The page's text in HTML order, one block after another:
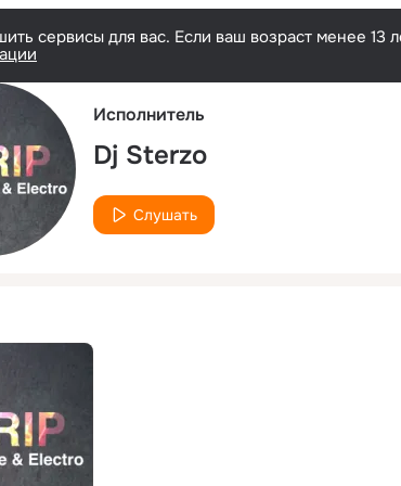
сервисы для вас. Если ваш возраст менее 13
Исполнитель
Dj Sterzo
Слушать